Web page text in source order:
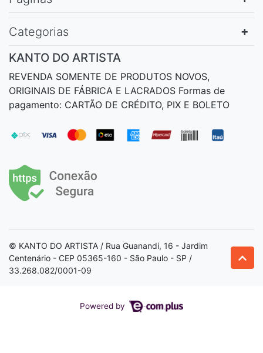
Categorias
KANTO DO ARTISTA
REVENDA SOMENTE DE PRODUTOS NOVOS,
ORIGINAIS DE FÁBRICA E LACRADOS Formas de
pagamento: CARTÃO DE CRÉDITO, PIX E BOLETO
© KANTO DO ARTISTA / Rua Guanandi, 16 - Jardim
Centenário - CEP 05365-160 - São Paulo - SP /
33.268.082/0001-09
Powered by